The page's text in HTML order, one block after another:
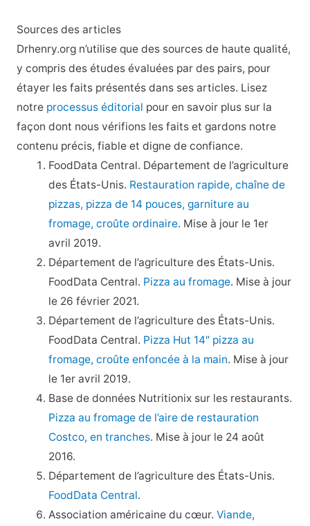
Sources des articles
Drhenry.org n’utilise que des sources de haute qualité,
y compris des études évaluées par des pairs, pour
étayer les faits présentés dans ses articles. Lisez
notre processus éditorial pour en savoir plus sur la
façon dont nous vérifions les faits et gardons notre
contenu précis, fiable et digne de confiance.
FoodData Central. Département de l’agriculture
des États-Unis. Restauration rapide, chaîne de
pizzas, pizza de 14 pouces, garniture au
fromage, croûte ordinaire. Mise à jour le 1er
avril 2019.
Département de l’agriculture des États-Unis.
FoodData Central. Pizza au fromage. Mise à jour
le 26 février 2021.
Département de l’agriculture des États-Unis.
FoodData Central. Pizza Hut 14″ pizza au
fromage, croûte enfoncée à la main. Mise à jour
le 1er avril 2019.
Base de données Nutritionix sur les restaurants.
Pizza au fromage de l’aire de restauration
Costco, en tranches. Mise à jour le 24 août
2016.
Département de l’agriculture des États-Unis.
FoodData Central.
Association américaine du cœur.Viande,